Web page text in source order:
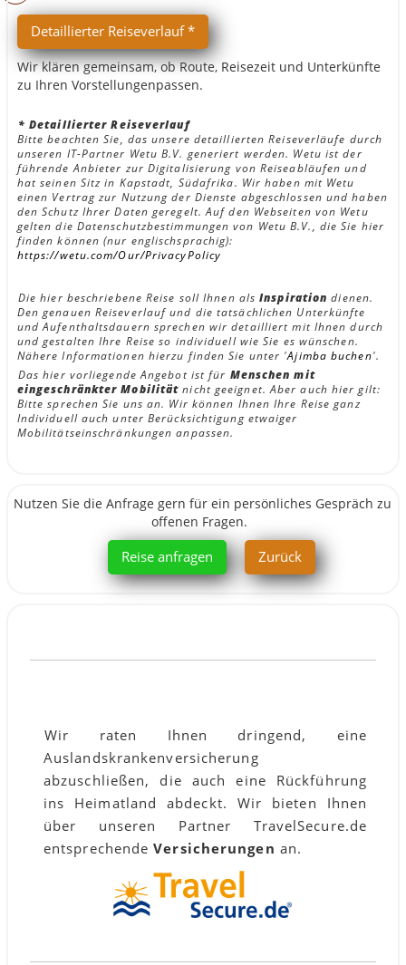
Detaillierter Reiseverlauf *
Wir klären gemeinsam, ob Route, Reisezeit und Unterkünfte
zu Ihren Vorstellungenpassen.
* Detaillierter Reiseverlauf
Bitte beachten Sie, das unsere detaillierten Reiseverläufe durch
unseren IT-Partner Wetu B.V. generiert werden. Wetu ist der
führende Anbieter zur Digitalisierung von Reiseabläufen und
hat seinen Sitz in Kapstadt, Südafrika. Wir haben mit Wetu
einen Vertrag zur Nutzung der Dienste abgeschlossen und haben
den Schutz Ihrer Daten geregelt. Auf den Webseiten von Wetu
gelten die Datenschutzbestimmungen von Wetu B.V., die Sie hier
finden können (nur englischsprachig):
https://wetu.com/Our/PrivacyPolicy
Die hier beschriebene Reise soll Ihnen alsInspiration dienen.
Den genauen Reiseverlauf und die tatsächlichen Unterkünfte
und Aufenthaltsdauern sprechen wir detailliert mit Ihnen durch
und gestalten Ihre Reise so individuell wie Sie es wünschen.
Nähere Informationen hierzu finden Sie unter 'Ajimba buchen'.
Das hier vorliegende Angebot ist für Menschen mit
eingeschränkter Mobilitätnicht geeignet. Aber auch hier gilt:
Bitte sprechen Sie uns an. Wir können Ihnen Ihre Reise ganz
Individuell auch unter Berücksichtigung etwaiger
Mobilitätseinschränkungen anpassen.
Nutzen Sie die Anfrage gern für ein persönliches Gespräch zu
offenen Fragen.
Reise anfragen Zurück
Wir raten Ihnen dringend, eine
Auslandskrankenversicherung
abzuschließen, die auch eine Rückführung
ins Heimatland abdeckt. Wir bieten Ihnen
über unseren Partner TravelSecure.de
entsprechende Versicherungen an.